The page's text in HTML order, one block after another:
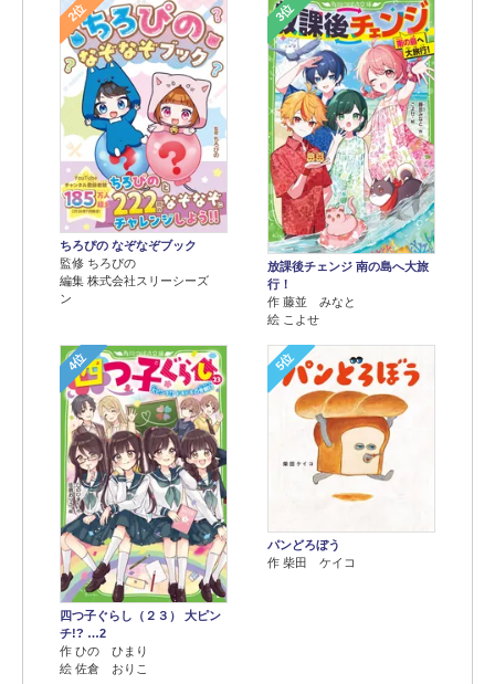
2位
ちろぴの なぞなぞブック
監修 ちろぴの
編集 株式会社スリーシーズ
ン
3位
放課後チェンジ 南の島へ大旅
行！
作 藤並 みなと
絵 こよせ
4位
四つ子ぐらし（２３） 大ピン
チ!? …2
作 ひの ひまり
絵 佐倉 おりこ
5位
パンどろぼう
作 柴田 ケイコ